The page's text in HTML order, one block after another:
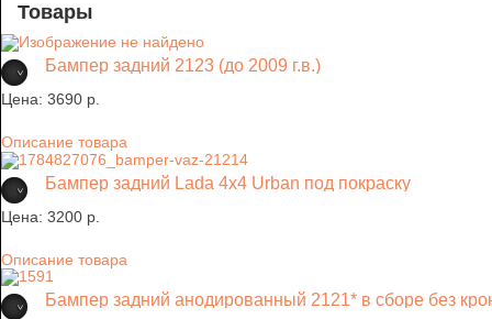
Товары
Бампер задний 2123 (до 2009 г.в.)
Цена: 3690 p.
Описание товара
Бампер задний Lada 4х4 Urban под покраску
Цена: 3200 p.
Описание товара
Бампер задний анодированный 2121* в сборе без